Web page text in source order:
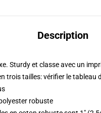
Description
Sturdy et classe avec un
trois tailles: vérifier le tableau
robuste